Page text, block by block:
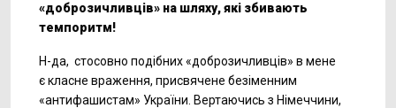
«доброзичливців» на шляху, які збивають
темпоритм!
Н-да, стосовно подібних «доброзичливців» в мене
є класне враження, присвячене безіменним
«антифашистам» України. Вертаючись з Німеччини,